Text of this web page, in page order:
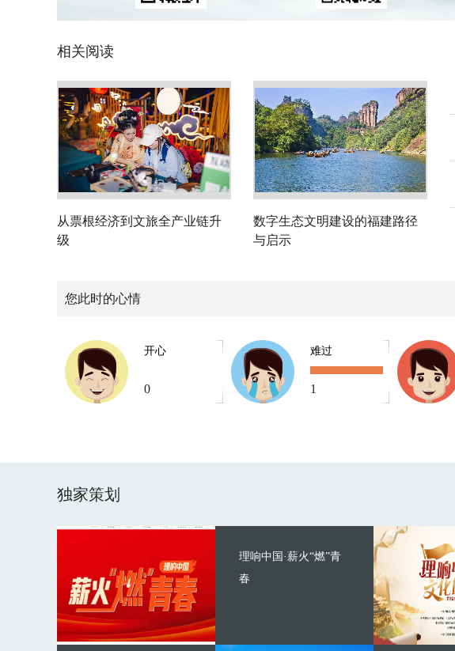
相关阅读
从票根经济到文旅全产业链升
级
数字生态文明建设的福建路径
与启示
您此时的心情
开心
0
难过
1
独家策划
理响中国·薪火“燃”青
春